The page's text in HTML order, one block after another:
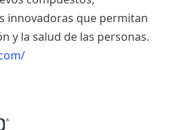
innovadoras que permitan
y la salud de las personas.